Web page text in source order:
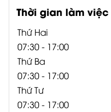
Thời gian làm việc
Thứ Hai
07:30 - 17:00
Thứ Ba
07:30 - 17:00
Thứ Tư
07:30 - 17:00